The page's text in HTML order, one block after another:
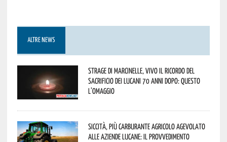
ALTRE NEWS
Strage di Marcinelle, vivo il ricordo del
sacrificio dei lucani 70 anni dopo: questo
l’omaggio
Siccità, più carburante agricolo agevolato
alle aziende lucane: il provvedimento